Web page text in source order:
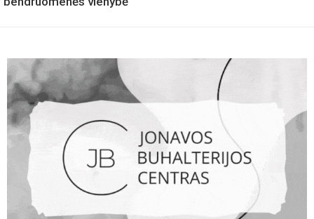
Jonavoje skatinta vaikų su negalia įtrauktis sporte